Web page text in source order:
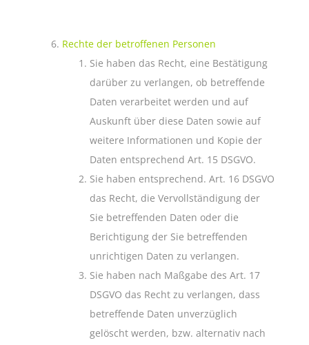
Rechte der betroffenen Personen
Sie haben das Recht, eine Bestätigung
darüber zu verlangen, ob betreffende
Daten verarbeitet werden und auf
Auskunft über diese Daten sowie auf
weitere Informationen und Kopie der
Daten entsprechend Art. 15 DSGVO.
Sie haben entsprechend. Art. 16 DSGVO
das Recht, die Vervollständigung der
Sie betreffenden Daten oder die
Berichtigung der Sie betreffenden
unrichtigen Daten zu verlangen.
Sie haben nach Maßgabe des Art. 17
DSGVO das Recht zu verlangen, dass
betreffende Daten unverzüglich
gelöscht werden, bzw. alternativ nach